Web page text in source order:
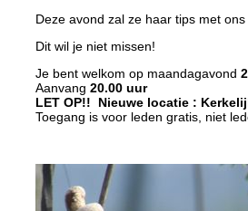
Deze avond zal ze haar tips met
Dit wil je niet missen!
Je bent welkom op maandagavond
Aanvang 20.00 uur
LET OP!! Nieuwe locatie :
Toegang is voor leden gratis, niet